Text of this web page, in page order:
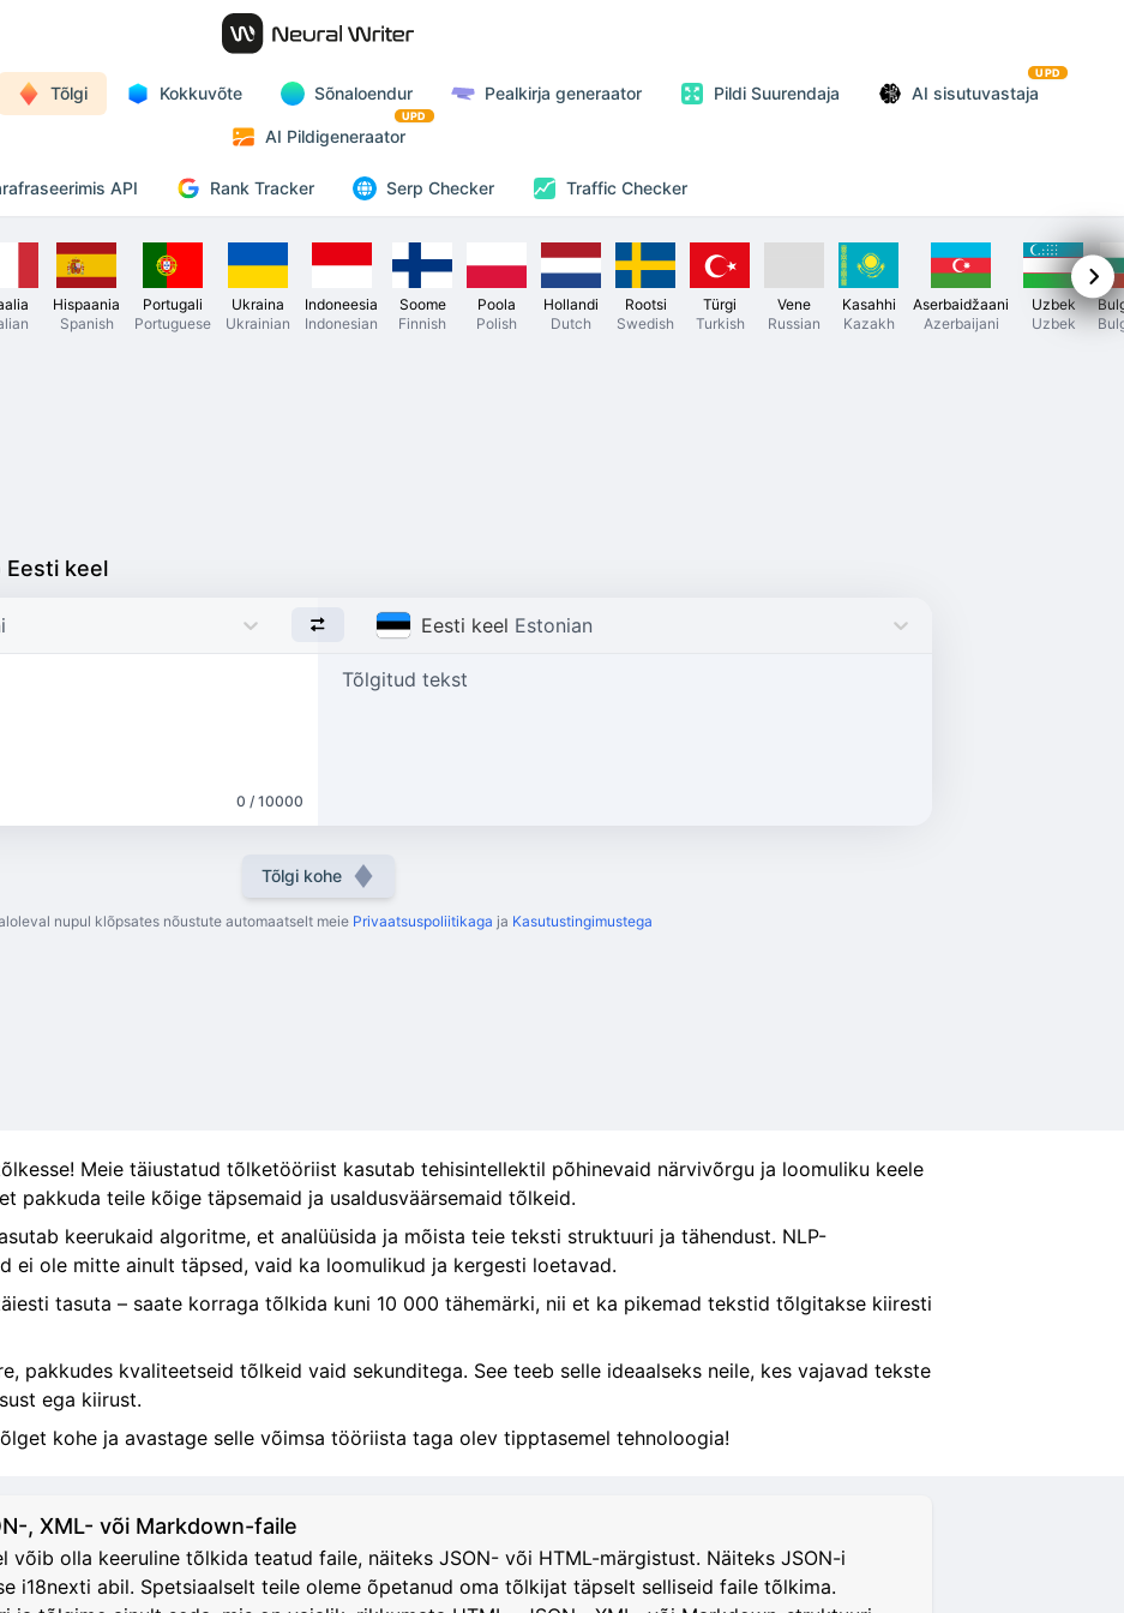
Tõlgi Kokkuvõte Sõnaloendur Pealkirja generaator Pildi Suurendaja AI sisutuvastaja
UPD
AI Pildigeneraator
UPD
API Rank Tracker Serp Checker Traffic Checker
Hispaania
Spanish
Portugali
Portuguese
Ukraina
Ukrainian
Indoneesia
Indonesian
Soome
Finnish
Poola
Polish
Hollandi
Dutch
Rootsi
Swedish
Türgi
Turkish
Vene
Russian
Kasahhi
Kazakh
Aserbaidžaani
Azerbaijani
Uzbek
Uzbek
Eesti keel
Eesti keel Estonian
0 / 10000
Tõlgitud tekst
Tõlgi kohe
nupul klõpsates nõustute automaatselt meie Privaatsuspoliitikaga ja Kasutustingimustega
Meie täiustatud tõlketööriist kasutab tehisintellektil põhinevaid närvivõrgu ja loomuliku keele
pakkuda teile kõige täpsemaid ja usaldusväärsemaid tõlkeid.
keerukaid algoritme, et analüüsida ja mõista teie teksti struktuuri ja tähendust. NLP-
ei ole mitte ainult täpsed, vaid ka loomulikud ja kergesti loetavad.
tasuta – saate korraga tõlkida kuni 10 000 tähemärki, nii et ka pikemad tekstid tõlgitakse kiiresti
pakkudes kvaliteetseid tõlkeid vaid sekunditega. See teeb selle ideaalseks neile, kes vajavad tekste
ega kiirust.
kohe ja avastage selle võimsa tööriista taga olev tipptasemel tehnoloogia!
, XML- või Markdown-faile
võib olla keeruline tõlkida teatud faile, näiteks JSON- või HTML-märgistust. Näiteks JSON-i
i18nexti abil. Spetsiaalselt teile oleme õpetanud oma tõlkijat täpselt selliseid faile tõlkima.